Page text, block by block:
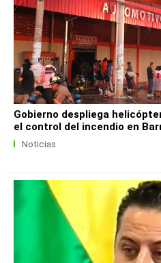
Gobierno despliega
el control del incendio en
Noticias